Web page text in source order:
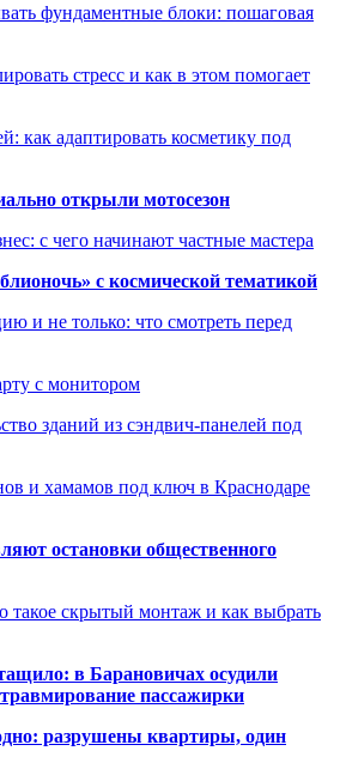
фундаментные блоки: пошаговая
стресс и как в этом помогает
как адаптировать косметику под
открыли мотосезон
с чего начинают частные мастера
с космической тематикой
и не только: что смотреть перед
с монитором
зданий из сэндвич-панелей под
и хамамов под ключ в Краснодаре
остановки общественного
такое скрытый монтаж и как выбрать
в Барановичах осудили
травмирование пассажирки
разрушены квартиры, один